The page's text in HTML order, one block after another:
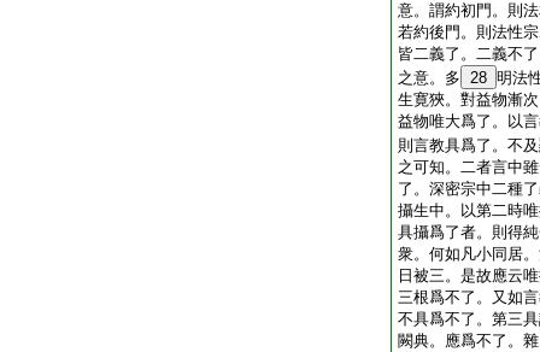
意。謂約初門。則
若約後門。則法性
皆二義了。二義不
之意。多 28 明法
生寛狹。對益物漸
益物唯大爲了。以
則言教具爲了。不
之可知。二者言中
了。深密宗中二種
攝生中。以第二時
具攝爲了者。則得
衆。何如凡小同居
日被三。是故應云
三根爲不了。又如
不具爲不了。第三
闕典。應爲不了。